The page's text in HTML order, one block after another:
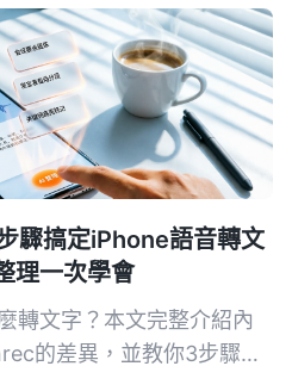
驟搞定iPhone語音轉文
理一次學會
轉文字？本文完整介紹內
的差異，並教你3步驟輕